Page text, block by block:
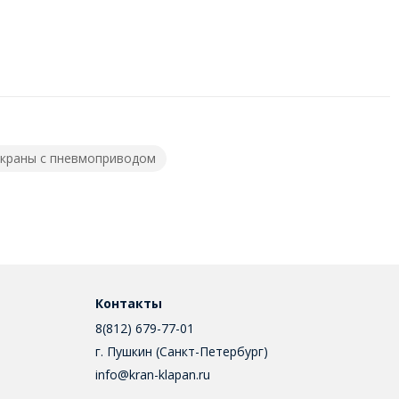
с пневмоприводом
Контакты
8(812) 679-77-01
г. Пушкин (Санкт-Петербург)
info@kran-klapan.ru